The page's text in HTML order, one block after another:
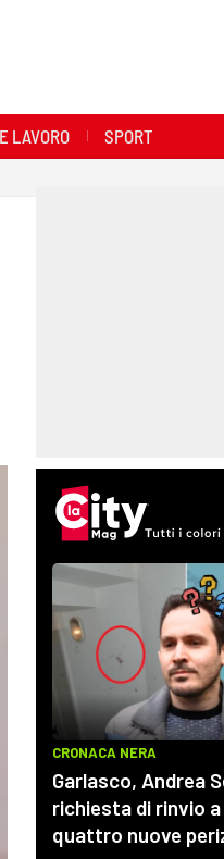
LAVORO SPORT